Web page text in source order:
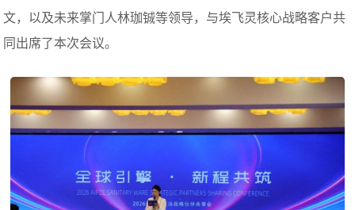
文，以及未来掌门人林珈铖等领导，与埃飞灵核心战略客户共
同出席了本次会议。